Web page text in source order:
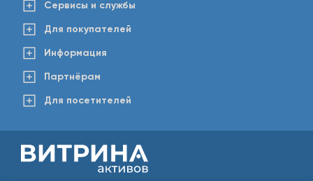
Сервисы и службы
Для покупателей
Информация
Партнёрам
Для посетителей